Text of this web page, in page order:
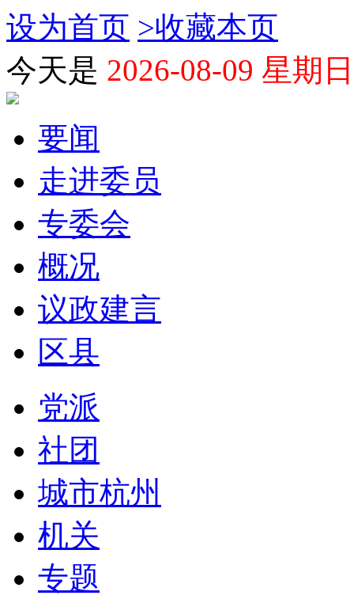
设为首页 >收藏本页
今天是 2026-08-09 星期日
要闻
走进委员
专委会
概况
议政建言
区县
党派
社团
城市杭州
机关
专题